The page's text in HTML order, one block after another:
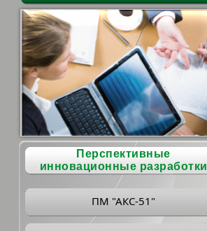
Перспективные
инновационные разработки
ПМ "АКС-51"